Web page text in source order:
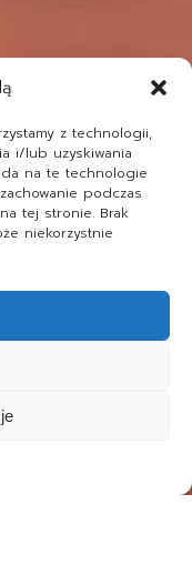
z technologii,
i/lub uzyskiwania
na te technologie
podczas
tej stronie. Brak
niekorzystnie